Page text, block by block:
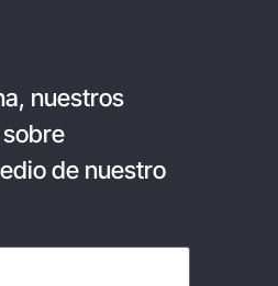
nuestros
de nuestro